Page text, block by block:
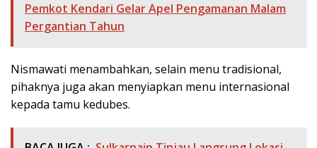
Pemkot Kendari Gelar Apel Pengamanan Malam
Pergantian Tahun
Nismawati menambahkan, selain menu tradisional,
pihaknya juga akan menyiapkan menu internasional
kepada tamu kedubes.